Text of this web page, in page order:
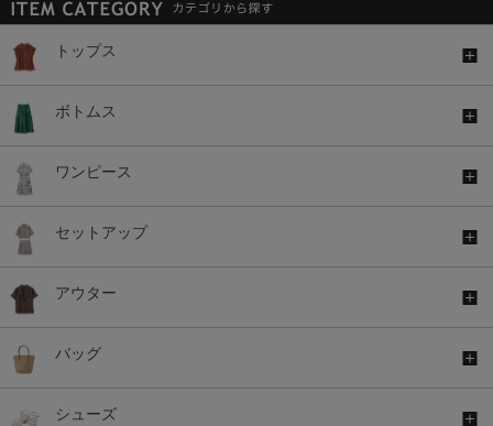
トップス
ボトムス
ワンピース
セットアップ
アウター
バッグ
シューズ